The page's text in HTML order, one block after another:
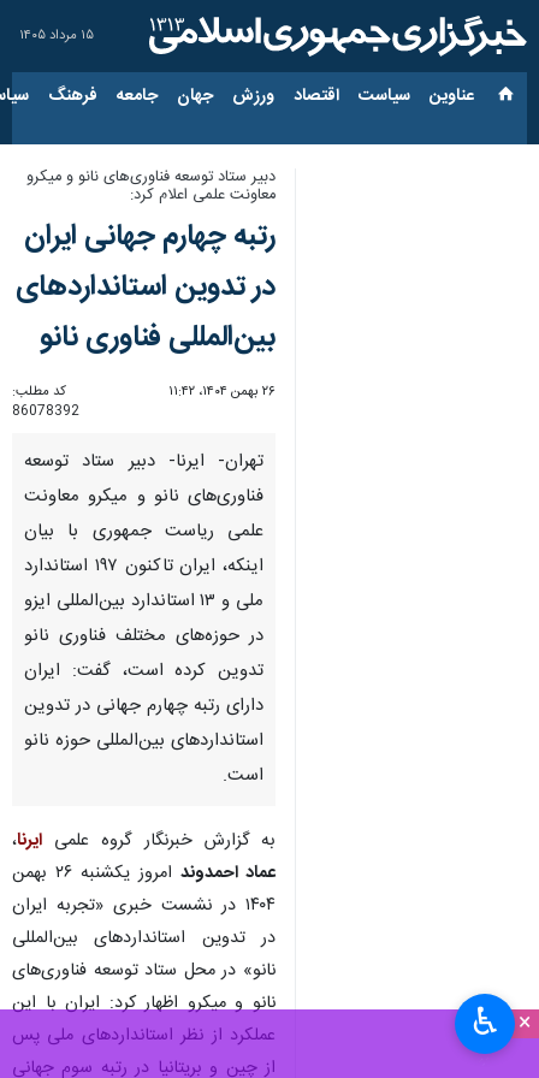
۱۵ مرداد ۱۴۰۵
عناوین‌ سیاست اقتصاد ورزش جهان جامعه فرهنگ
×
دبیر ستاد توسعه فناوری‌های نانو و میکرو
معاونت علمی اعلام کرد:
رتبه چهارم جهانی ایران
در تدوین استانداردهای
بین‌المللی فناوری نانو
۲۶ بهمن ۱۴۰۴، ۱۱:۴۲
کد مطلب:
86078392
تهران- ایرنا- دبیر ستاد توسعه
فناوری‌های نانو و میکرو معاونت
علمی ریاست جمهوری با بیان
اینکه، ایران تاکنون ۱۹۷ استاندارد
ملی و ۱۳ استاندارد بین‌المللی ایزو
در حوزه‌های مختلف فناوری نانو
تدوین کرده است، گفت: ایران
دارای رتبه چهارم جهانی در تدوین
استانداردهای بین‌المللی حوزه نانو
است.
به گزارش خبرنگار گروه علمی ایرنا،
عماد احمدوند
امروز یکشنبه ۲۶ بهمن
۱۴۰۴ در نشست خبری «تجربه ایران
در تدوین استانداردهای بین‌المللی
نانو» در محل ستاد توسعه فناوری‌های
نانو و میکرو اظهار کرد: ایران با این
عملکرد از نظر استانداردهای ملی پس
از چین و بریتانیا در رتبه سوم جهانی
♿︎